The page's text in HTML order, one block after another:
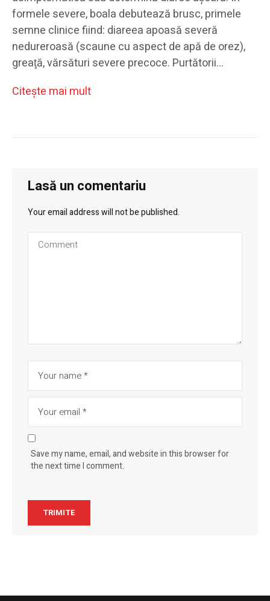
formele severe, boala debutează brusc, primele
semne clinice fiind: diareea apoasă severă
nedureroasă (scaune cu aspect de apă de orez),
greaţă, vărsături severe precoce. Purtătorii…
Citeşte mai mult
Lasă un comentariu
Your email address will not be published.
Save my name, email, and website in this browser for
the next time I comment.